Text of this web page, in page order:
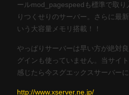
ールmod_pagespeedも標準で取り
りつくせりのサーバー。さらに最
いう大容量メモリ搭載！！
やっぱりサーバーは早い方が絶対
グインも使っていません。当サイ
感じたら今スグエックスサーバー
http://www.xserver.ne.jp/